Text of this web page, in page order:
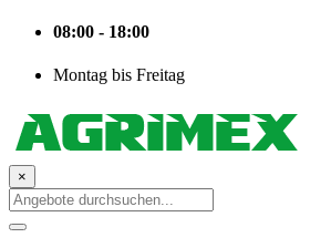
08:00 - 18:00
Montag bis Freitag
×